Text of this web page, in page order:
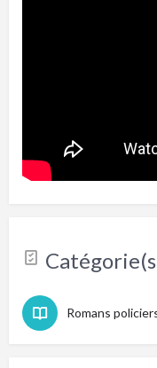
Romans